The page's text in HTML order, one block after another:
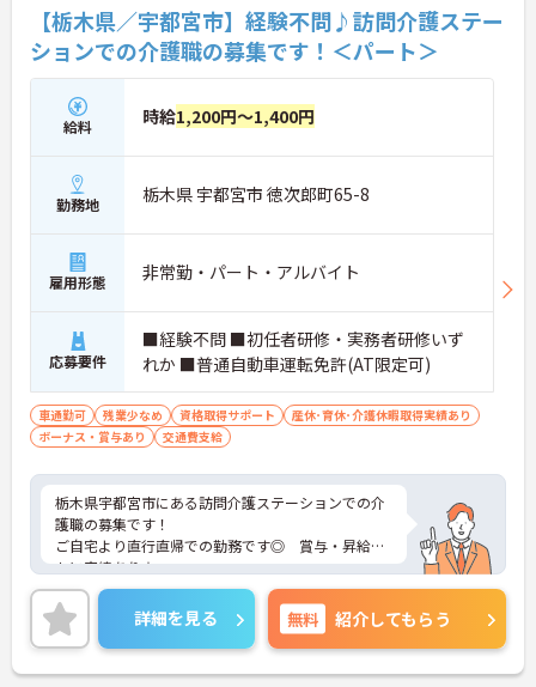
【栃木県／宇都宮市】経験不問♪訪問介護ステー
ションでの介護職の募集です！＜パート＞
給料 時給1,200円～1,400円
勤務地 栃木県 宇都宮市 徳次郎町65-8
雇用形態 非常勤・パート・アルバイト
応募要件
■経験不問 ■初任者研修・実務者研修いず
れか ■普通自動車運転免許(AT限定可)
車通勤可 残業少なめ 資格取得サポート
産休･育休･介護休暇取得実績あり
ボーナス・賞与あり
交通費支給
栃木県宇都宮市にある訪問介護ステーションでの介
護職の募集です！
ご自宅より直行直帰での勤務です◎ 賞与・昇給と
もに実績あり☆
しっかりとしたサポート体制なので、経験が無くご
不安な方でもご安心ください♪
ご興味のある方には、面接対策ポイントなど、さら
に詳細をお話しいたしますのでお気軽にご相談くだ
さい！
詳細を見る 無料 紹介してもらう